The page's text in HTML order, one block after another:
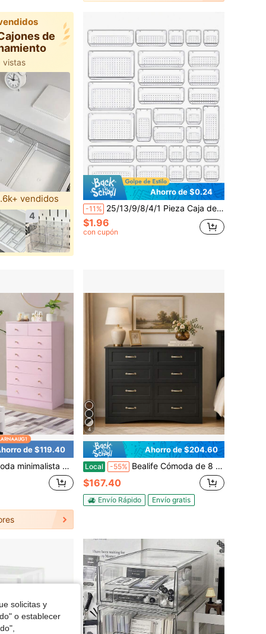
de
vistas
10k+ usuarios lo agregaron al carrito
vistas
10k+ usuarios lo agregaron al carrito
vendidos
4
Ahorro de $0.24
-11% 25/13/9/8/4/1 Pieza Caja de Almacenamiento de Cajón, Adecuada para Dormitorios y Escuelas, Caja de Almacenamiento de Accesorios, Caja de Almacenamiento Multifuncional de Material Transparente, Se Puede Usar para Almacenamiento de Armario, Gabinetes de Baño, Dormitorios, Utensilios de Cocina, Regalos de Regreso a la Escuela.
$1.96
con cupón
de $119.40
de 7 cajones, gran cajonera de almacenamiento, organizador de ropa ancho para dormitorio y armario
4
Ahorro de $204.60
Local -55% Bealife Cómoda de 8 cajones con cubierta de madera, armario de almacenamiento con varios cajones y tiradores de metal, organizador versátil para dormitorio, sala de estar, pasillo y entrada, ideal para San Valentín.
$167.40
Envío Rápido Envío gratis
solicitas y
o establecer